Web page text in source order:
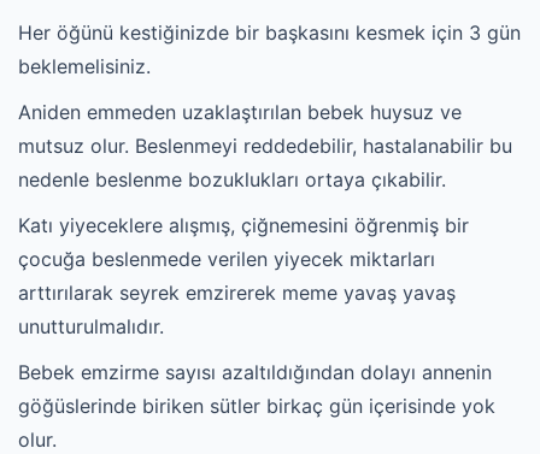
Her öğünü kestiğinizde bir başkasını kesmek için 3 gün
beklemelisiniz.
Aniden emmeden uzaklaştırılan bebek huysuz ve
mutsuz olur. Beslenmeyi reddedebilir, hastalanabilir bu
nedenle beslenme bozuklukları ortaya çıkabilir.
Katı yiyeceklere alışmış, çiğnemesini öğrenmiş bir
çocuğa beslenmede verilen yiyecek miktarları
arttırılarak seyrek emzirerek meme yavaş yavaş
unutturulmalıdır.
Bebek emzirme sayısı azaltıldığından dolayı annenin
göğüslerinde biriken sütler birkaç gün içerisinde yok
olur.